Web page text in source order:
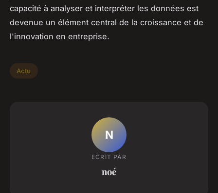
capacité à analyser et interpréter les données est
devenue un élément central de la croissance et de
l'innovation en entreprise.
Actu
N
ECRIT PAR
noé